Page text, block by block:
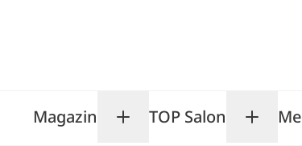
Magazin Toggle Magazin
TOP Salon